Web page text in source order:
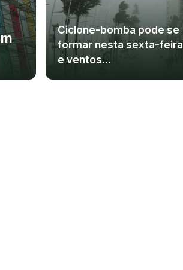
Ciclone-bomba pode se
formar nesta sexta-feira
e ventos...